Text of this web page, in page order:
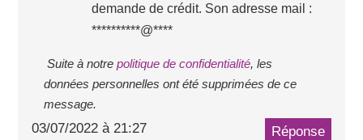
demande de crédit. Son adresse mail :
**********@****
Suite à notrepolitique de confidentialité, les
données personnelles ont été supprimées de ce
message.
03/07/2022 à 21:27 Réponse